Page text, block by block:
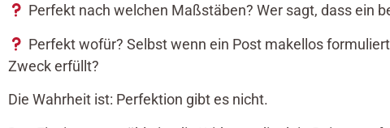
Perfekt nach welchen Maßstäben? Wer sagt, dass ein
Perfekt wofür? Selbst wenn ein Post makellos
Zweck erfüllt?
Die Wahrheit ist: Perfektion gibt es nicht.